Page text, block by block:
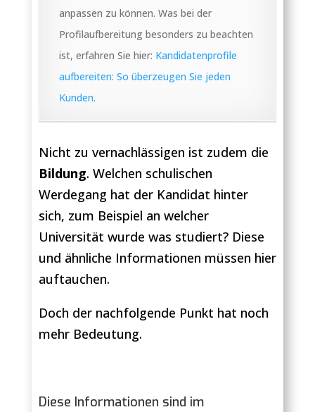
anpassen zu können. Was bei der
Profilaufbereitung besonders zu beachten
ist, erfahren Sie hier: Kandidatenprofile
aufbereiten: So überzeugen Sie jeden
Kunden.
Nicht zu vernachlässigen ist zudem die
Bildung. Welchen schulischen
Werdegang hat der Kandidat hinter
sich, zum Beispiel an welcher
Universität wurde was studiert? Diese
und ähnliche Informationen müssen hier
auftauchen.
Doch der nachfolgende Punkt hat noch
mehr Bedeutung.
Diese Informationen sind im